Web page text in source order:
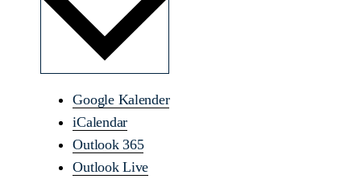
Google Kalender
iCalendar
Outlook 365
Outlook Live